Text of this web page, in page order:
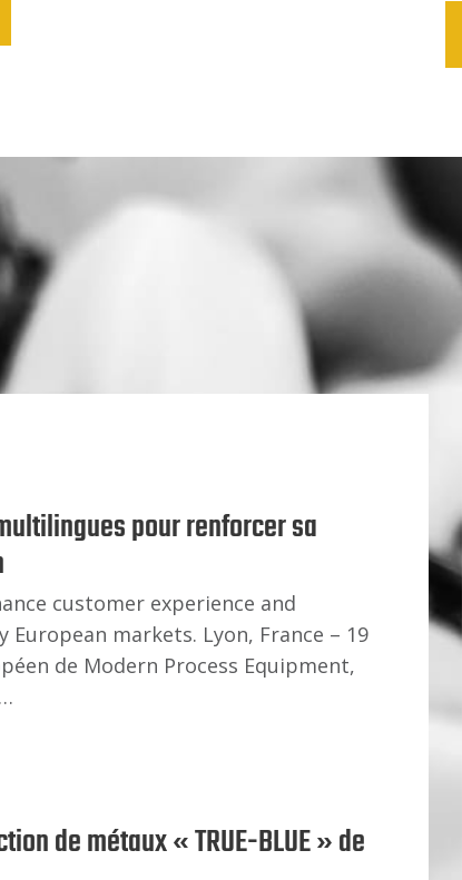
pour renforcer sa
customer experience and
markets. Lyon, France – 19
de Modern Process Equipment,
de métaux « TRUE-BLUE » de